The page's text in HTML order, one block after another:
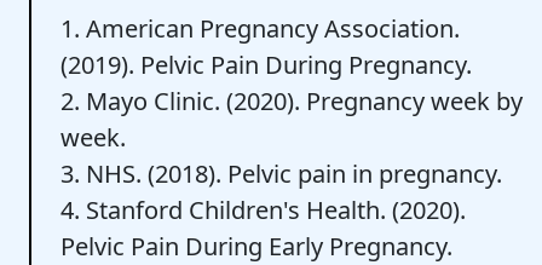
1. American Pregnancy Association.
(2019). Pelvic Pain During Pregnancy.
2. Mayo Clinic. (2020). Pregnancy week by
week.
3. NHS. (2018). Pelvic pain in pregnancy.
4. Stanford Children's Health. (2020).
Pelvic Pain During Early Pregnancy.